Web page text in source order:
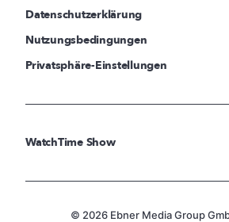
Datenschutzerklärung
Nutzungsbedingungen
Privatsphäre-Einstellungen
WatchTime Show
© 2026 Ebner Media Group